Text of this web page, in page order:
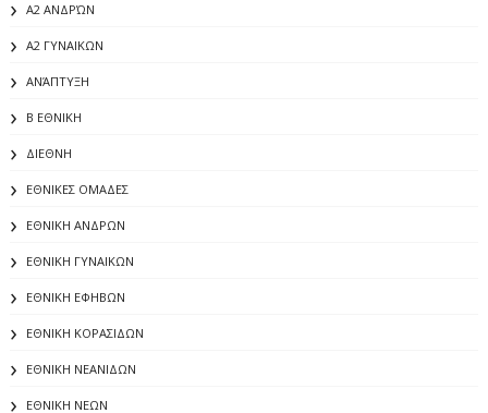
Α2 ΑΝΔΡΏΝ
Α2 ΓΥΝΑΙΚΩΝ
ΑΝΆΠΤΥΞΗ
Β ΕΘΝΙΚΗ
ΔΙΕΘΝΗ
ΕΘΝΙΚΕΣ ΟΜΑΔΕΣ
ΕΘΝΙΚΗ ΑΝΔΡΩΝ
ΕΘΝΙΚΗ ΓΥΝΑΙΚΩΝ
ΕΘΝΙΚΗ ΕΦΗΒΩΝ
ΕΘΝΙΚΗ ΚΟΡΑΣΙΔΩΝ
ΕΘΝΙΚΗ ΝΕΑΝΙΔΩΝ
ΕΘΝΙΚΗ ΝΕΩΝ